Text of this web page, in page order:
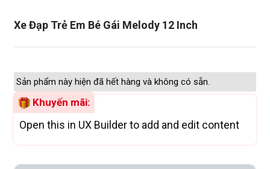
Xe Đạp Trẻ Em Bé Gái Melody 12 Inch
Sản phẩm này hiện đã hết hàng và không có sẵn.
Khuyến mãi:
Open this in UX Builder to add and edit content